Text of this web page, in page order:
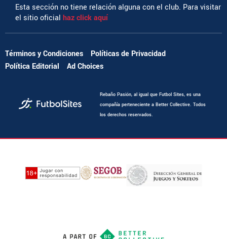
Esta sección no tiene relación alguna con el club. Para visitar
el sitio oficial haz click aquí
Términos y Condiciones
Políticas de Privacidad
Política Editorial
Ad Choices
Rebaño Pasión, al igual que Futbol Sites, es una
compañía perteneciente a Better Collective. Todos
los derechos reservados.